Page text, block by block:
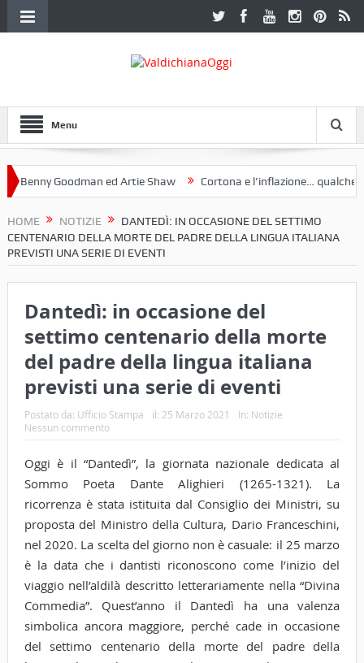
Menu
Goodman ed Artie Shaw Cortona e l’inflazione… qualche
HOME NOTIZIE
DANTEDÌ: IN OCCASIONE DEL SETTIMO
CENTENARIO DELLA MORTE DEL PADRE DELLA LINGUA ITALIANA
PREVISTI UNA SERIE DI EVENTI
Dantedì: in occasione del
settimo centenario della morte
del padre della lingua italiana
previsti una serie di eventi
Postato da: Ufficio Stampa il: 25 Marzo 2021 In: Notizie
Nessun commento
Oggi è il “Dantedì”, la giornata nazionale dedicata al
Sommo Poeta Dante Alighieri (1265-1321). La
ricorrenza è stata istituita dal Consiglio dei Ministri, su
proposta del Ministro della Cultura, Dario Franceschini,
nel 2020. La scelta del giorno non è casuale: il 25 marzo
è la data che i dantisti riconoscono come l’inizio del
viaggio nell’aldilà descritto letterariamente nella “Divina
Commedia”. Quest’anno il Dantedì ha una valenza
simbolica ancora maggiore, perché cade in occasione
del settimo centenario della morte del padre della